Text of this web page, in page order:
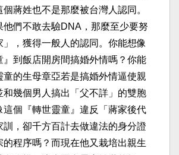
蔣姓也不是那麼被台灣人認同。
他們不敢去驗DNA，那麼至少要努
」，獲得一般人的認同。你能想像
』到飯店開房間搞婚外情嗎？你能
童的生母章亞若是搞婚外情逼使親
和幾個男人搞出「父不詳」的雙胞
這個『轉世靈童』違反「蔣家後代
訓，卻千方百計去做違法的身分證
的程序嗎？而現在他又栽培出親生